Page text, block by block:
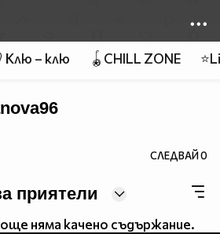
Клю – клю 🪀CHILL ZONE
СЛЕДВАЙ0
приятели
няма качено съдържание.